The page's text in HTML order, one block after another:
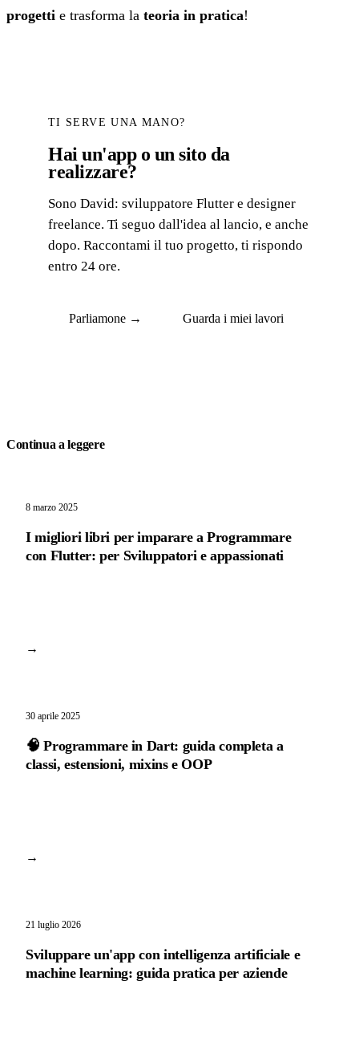
progetti e trasforma la teoria in pratica!
TI SERVE UNA MANO?
Hai un'app o un sito da
realizzare?
Sono David: sviluppatore Flutter e designer
freelance. Ti seguo dall'idea al lancio, e anche
dopo. Raccontami il tuo progetto, ti rispondo
entro 24 ore.
Parliamone → Guarda i miei lavori
Continua a leggere
8 marzo 2025
I migliori libri per imparare a Programmare
con Flutter: per Sviluppatori e appassionati
→
30 aprile 2025
🧠 Programmare in Dart: guida completa a
classi, estensioni, mixins e OOP
→
21 luglio 2026
Sviluppare un'app con intelligenza artificiale e
machine learning: guida pratica per aziende